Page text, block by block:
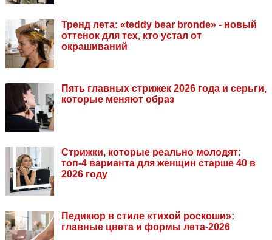
Тренд лета: «teddy bear bronde» - новый
оттенок для тех, кто устал от
окрашиваний
Пять главных стрижек 2026 года и серьги,
которые меняют образ
Стрижки, которые реально молодят:
топ-4 варианта для женщин старше 40 в
2026 году
Педикюр в стиле «тихой роскоши»:
главные цвета и формы лета-2026